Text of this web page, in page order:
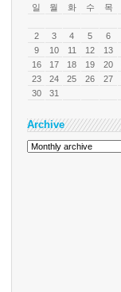
일
월 화 수 목
2
3 4 5 6
9
10 11 12 13
16
17 18 19 20
23
24 25 26 27
30
31
Archive